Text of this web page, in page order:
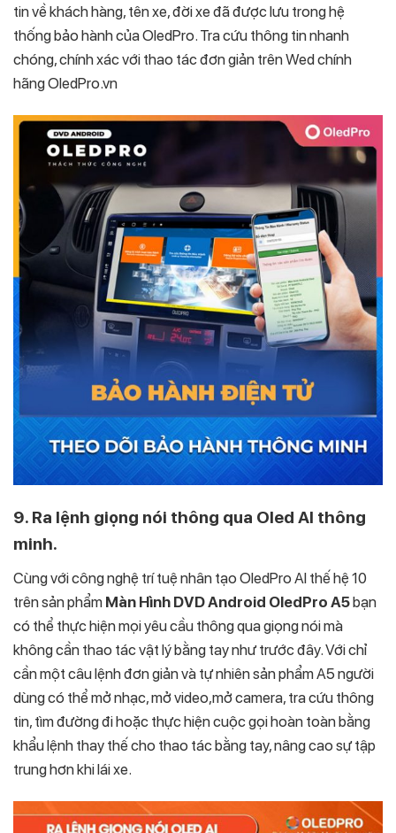
tin về khách hàng, tên xe, đời xe đã được lưu trong hệ
thống bảo hành của OledPro. Tra cứu thông tin nhanh
chóng, chính xác với thao tác đơn giản trên Wed chính
hãng OledPro.vn
9. Ra lệnh giọng nói thông qua Oled AI thông
minh.
Cùng với công nghệ trí tuệ nhân tạo OledPro AI thế hệ 10
trên sản phẩm Màn Hình DVD Android OledPro A5bạn
có thể thực hiện mọi yêu cầu thông qua giọng nói mà
không cần thao tác vật lý bằng tay như trước đây. Với chỉ
cần một câu lệnh đơn giản và tự nhiên sản phẩm A5 người
dùng có thể mở nhạc, mở video,mở camera, tra cứu thông
tin, tìm đường đi hoặc thực hiện cuộc gọi hoàn toàn bằng
khẩu lệnh thay thế cho thao tác bằng tay, nâng cao sự tập
trung hơn khi lái xe.